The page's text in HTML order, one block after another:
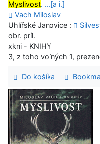
Myslivost. ...[a i.]
Vach Miloslav
Uhlířské Janovice :
obr. príl.
xkni - KNIHY
3, z toho voľných 1,
Do košíka